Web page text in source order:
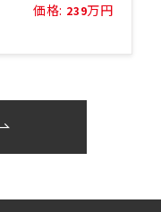
価格: 239万円